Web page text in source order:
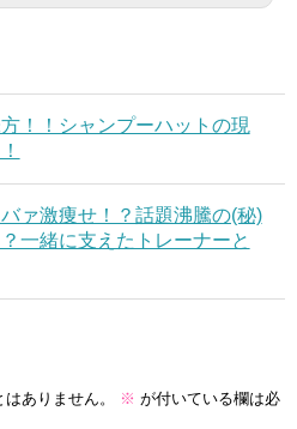
！！シャンプーハットの現
ァ激痩せ！？話題沸騰の(秘)
一緒に支えたトレーナーと
ありません。 ※ が付いている欄は必